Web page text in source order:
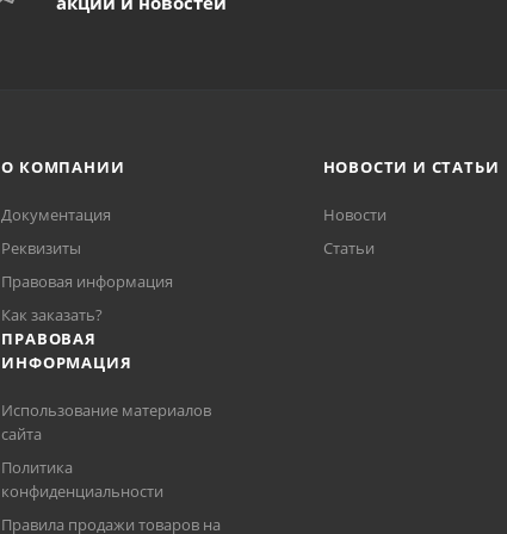
О КОМПАНИИ
Документация
Реквизиты
Правовая информация
Как заказать?
ПРАВОВАЯ
ИНФОРМАЦИЯ
Использование материалов
сайта
Политика
конфиденциальности
Правила продажи товаров на
НОВОСТИ И СТАТЬИ
Новости
Статьи